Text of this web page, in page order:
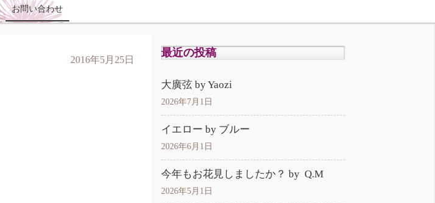
お問い合わせ
2016年5月25日
最近の投稿
大廣弦 by Yaozi
2026年7月1日
イエロー by ブルー
2026年6月1日
今年もお花見しましたか？ by Q.M
2026年5月1日